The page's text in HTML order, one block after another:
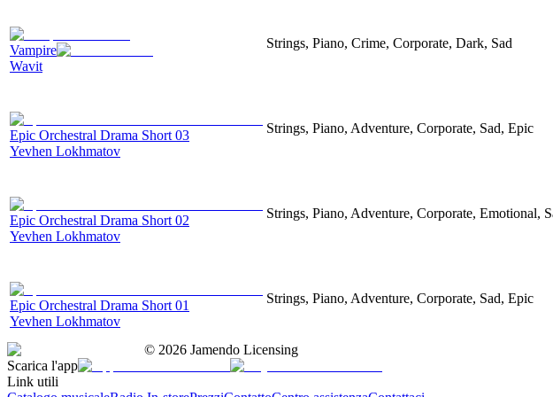
Vampire
Wavit
Strings, Piano, Crime, Corporate, Dark, Sad
Epic Orchestral Drama Short 03
Yevhen Lokhmatov
Strings, Piano, Adventure, Corporate, Sad, Epic
Epic Orchestral Drama Short 02
Yevhen Lokhmatov
Strings, Piano, Adventure, Corporate, Emotional,
Epic Orchestral Drama Short 01
Yevhen Lokhmatov
Strings, Piano, Adventure, Corporate, Sad, Epic
© 2026 Jamendo Licensing
Scarica l'app
Link utili